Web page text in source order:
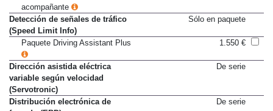
ISOFIX en asiento del
acompañante
Detección de señales de tráfico
(Speed Limit Info)
Paquete Driving Assistant Plus
Dirección asistida eléctrica
variable según velocidad
(Servotronic)